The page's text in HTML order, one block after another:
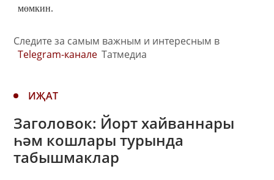
мөмкин.
Следите за самым важным и интересным в
Telegram-канале Татмедиа
ИҖАТ
Заголовок: Йорт хайваннары
һәм кошлары турында
табышмаклар